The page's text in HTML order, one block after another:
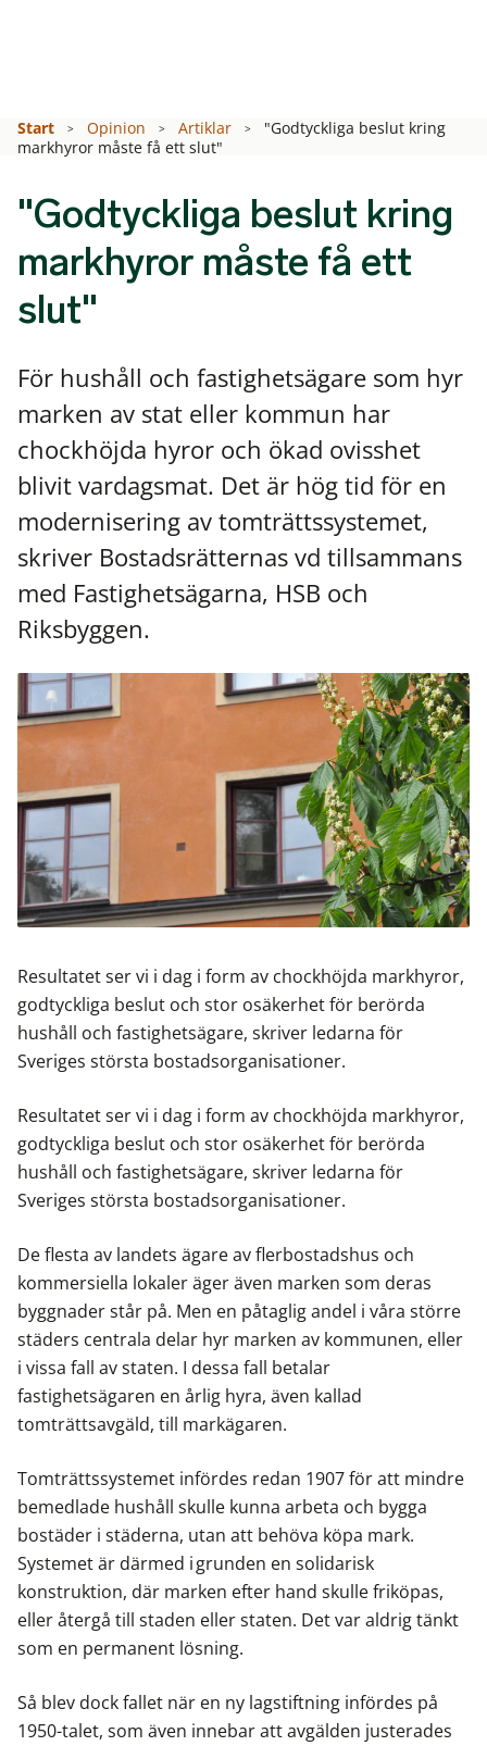
Start Opinion Artiklar
"Godtyckliga beslut kring
markhyror måste få ett slut"
"Godtyckliga beslut kring
markhyror måste få ett
slut"
För hushåll och fastighetsägare som hyr
marken av stat eller kommun har
chockhöjda hyror och ökad ovisshet
blivit vardagsmat. Det är hög tid för en
modernisering av tomträttssystemet,
skriver Bostadsrätternas vd tillsammans
med Fastighetsägarna, HSB och
Riksbyggen.
Resultatet ser vi i dag i form av chockhöjda markhyror,
godtyckliga beslut och stor osäkerhet för berörda
hushåll och fastighetsägare, skriver ledarna för
Sveriges största bostadsorganisationer.
Resultatet ser vi i dag i form av chockhöjda markhyror,
godtyckliga beslut och stor osäkerhet för berörda
hushåll och fastighetsägare, skriver ledarna för
Sveriges största bostadsorganisationer.
De flesta av landets ägare av flerbostadshus och
kommersiella lokaler äger även marken som deras
byggnader står på. Men en påtaglig andel i våra större
städers centrala delar hyr marken av kommunen, eller
i vissa fall av staten. I dessa fall betalar
fastighetsägaren en årlig hyra, även kallad
tomträttsavgäld, till markägaren.
Tomträttssystemet infördes redan 1907 för att mindre
bemedlade hushåll skulle kunna arbeta och bygga
bostäder i städerna, utan att behöva köpa mark.
Systemet är därmed i grunden en solidarisk
konstruktion, där marken efter hand skulle friköpas,
eller återgå till staden eller staten. Det var aldrig tänkt
som en permanent lösning.
Så blev dock fallet när en ny lagstiftning infördes på
1950-talet, som även innebar att avgälden justerades